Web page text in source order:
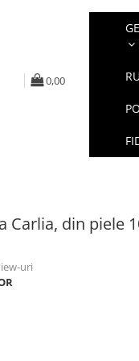
0,00
Carlia, din piele
uri